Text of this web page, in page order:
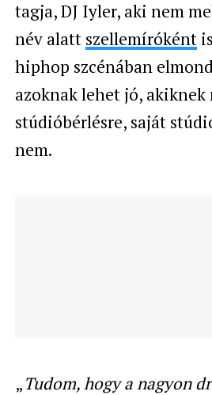
tagja, DJ Iyler, aki nem
név alatt szellemíróként
hiphop szcénában
azoknak lehet jó,
stúdióbérlésre, saját
nem.
„Tudom, hogy a nagyon